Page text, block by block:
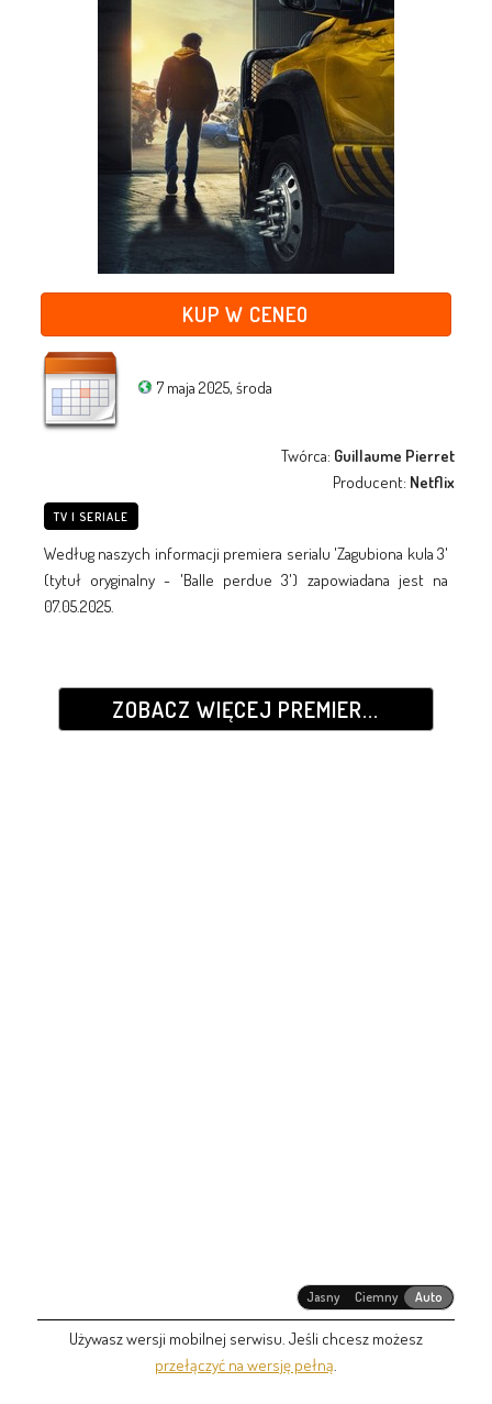
KUP W CENEO
7 maja 2025, środa
Twórca: Guillaume Pierret
Producent: Netflix
TV I SERIALE
Według naszych informacji premiera serialu 'Zagubiona kula 3'
(tytuł oryginalny - 'Balle perdue 3') zapowiadana jest na
07.05.2025.
ZOBACZ WIĘCEJ PREMIER...
Jasny Ciemny Auto
Używasz wersji mobilnej serwisu. Jeśli chcesz możesz
przełączyć na wersję pełną